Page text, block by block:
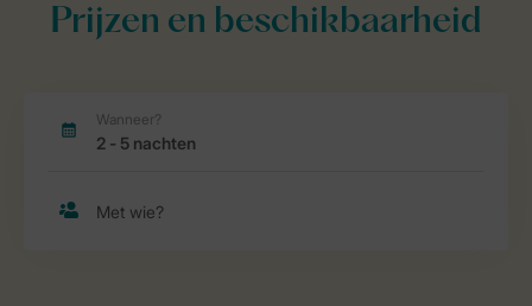
Prijzen en beschikbaarheid